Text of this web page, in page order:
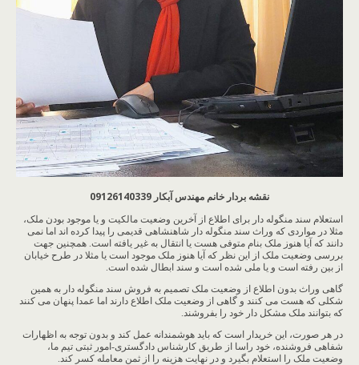
نقشه بردار خانم مهندس آبکار 09126140339
استعلام سند منگوله دار برای اطلاع از آخرین وضعیت مالکیت و یا موجود بودن ملک،
مثلا در مواردی که وراث سند منگوله دار شاهنشاهی قدیمی را پیدا کرده اند اما نمی
دانند که آیا هنوز ملک بنام متوفی هست یا انتقال به غیر یافته است. همچنین جهت
بررسی وضعیت ملک از این نظر که آیا هنوز ملک موجود است یا مثلا در طرح خیابان
از بین رفته است و یا ملی شده است و سند ابطال شده است.
گاهی وراث بدون اطلاع از وضعیت ملک تصمیم به فروش سند منگوله دار به همین
شکلی که هست می کنند و گاهی از وضعیت ملک اطلاع دارند اما عمدا پنهان می کنند
که بتوانند ملک مشکل دار خود را بفروشند.
در هر صورت، این خریدار است که باید هوشمندانه عمل کند و بدون توجه به اظهارات
شفاهی فروشنده، خود راسا از طریق کارشناس دادگستری-امور ثبتی تیم ما،
وضعیت ملک را استعلام بگیرد و در نهایت هزینه را از ثمن معامله کسر کند.